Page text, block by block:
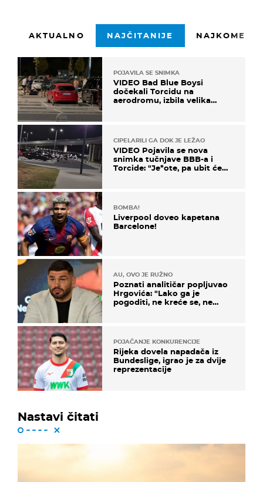
AKTUALNO NAJČITANIJE
POJAVILA SE SNIMKA
VIDEO Bad Blue Boysi
dočekali Torcidu na
aerodromu, izbila velika
CIPELARILI GA DOK JE LEŽAO
VIDEO Pojavila se nova
snimka tučnjave BBB-a i
Torcide: "Je*ote, pa ubit će
BOMBA!
Liverpool doveo kapetana
Barcelone!
AU, OVO JE RUŽNO
Poznati analitičar popljuvao
Hrgovića: "Lako ga je
pogoditi, ne kreće se, ne
POJAČANJE KONKURENCIJE
Rijeka dovela napadača iz
Bundeslige, igrao je za dvije
reprezentacije
Nastavi čitati